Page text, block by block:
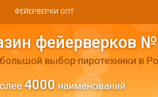
ФЕЙЕРВЕРКИ ОПТ
фейерверков
выбор пиротехники в
4000 наименований